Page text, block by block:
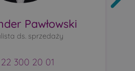
Pawłowski
ds. sprzedaży
300 20 01